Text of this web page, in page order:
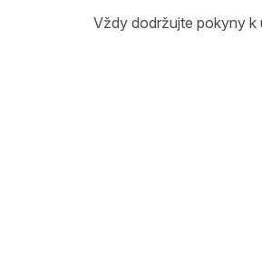
Vždy dodržujte pokyny k